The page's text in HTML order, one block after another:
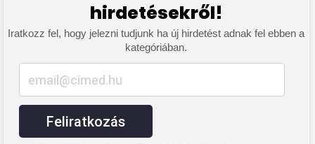
hirdetésekről!
Iratkozz fel, hogy jelezni tudjunk ha új hirdetést adnak fel ebben a
kategóriában.
Feliratkozás